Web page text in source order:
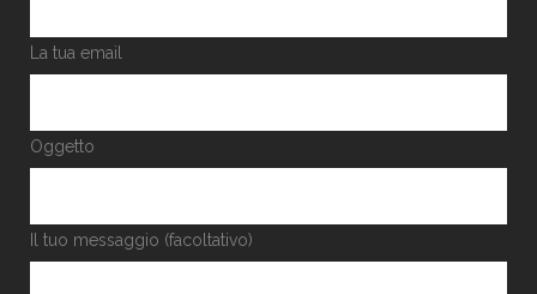
La tua email
Oggetto
Il tuo messaggio (facoltativo)